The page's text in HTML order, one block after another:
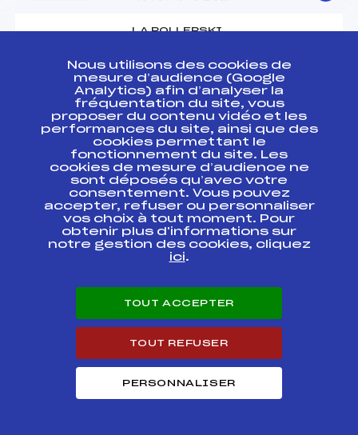
OMVF0036
LA ROLLERSKI
Coupe des Vosges
Crédit Mutuel et
challenge Big
Mat/Atomic
FFS
OMVF0033
LA ROLLERSKI
ROMAIN CLAUDON –
SPRINTS U16àSEN
Coupe des Vosges
Crédit Mutuel et
challenge Big
Mat/Atomic
FFS
LA ROLLERSKI
ROMAIN CLAUDON –
SRINT/POURSUITE
Coupe des Vosges
challenge Big
Mat/Atomic
OMVF0032
ROMAIN CLAUDON –
Coupe des Vosges
challenge Big
Mat/Atomic
FFS
Nous utilisons des cookies de
mesure d’audience (Google
Analytics) afin d’analyser la
fréquentation du site, vous
proposer du contenu vidéo et les
performances du site, ainsi que des
cookies permettant le
fonctionnement du site. Les
cookies de mesure d’audience ne
sont déposés qu’avec votre
consentement. Vous pouvez
accepter, refuser ou personnaliser
vos choix à tout moment. Pour
obtenir plus d'informations sur
notre gestion des cookies, cliquez
ici.
TOUT ACCEPTER
TOUT REFUSER
PERSONNALISER